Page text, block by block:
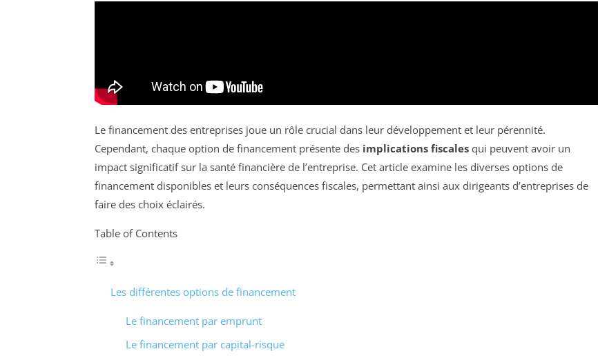
Le financement des entreprises joue un rôle crucial dans leur développement et leur pérennité.
Cependant, chaque option de financement présente des implications fiscales qui peuvent avoir un
impact significatif sur la santé financière de l’entreprise. Cet article examine les diverses options de
financement disponibles et leurs conséquences fiscales, permettant ainsi aux dirigeants d’entreprises de
faire des choix éclairés.
Table of Contents
Les différentes options de financement
Le financement par emprunt
Le financement par capital-risque